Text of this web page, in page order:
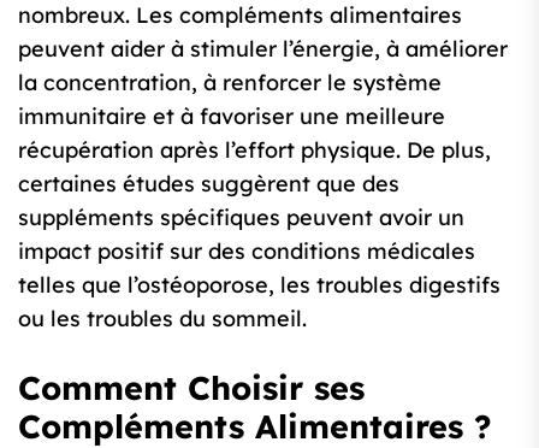
nombreux. Les compléments alimentaires
peuvent aider à stimuler l’énergie, à améliorer
la concentration, à renforcer le système
immunitaire et à favoriser une meilleure
récupération après l’effort physique. De plus,
certaines études suggèrent que des
suppléments spécifiques peuvent avoir un
impact positif sur des conditions médicales
telles que l’ostéoporose, les troubles digestifs
ou les troubles du sommeil.
Comment Choisir ses
Compléments Alimentaires ?